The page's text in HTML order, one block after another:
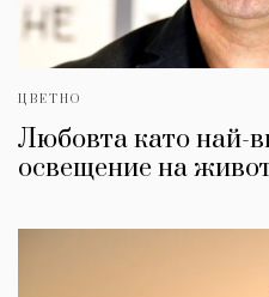
ЦВЕТНО
Любовта като най-
освещение на